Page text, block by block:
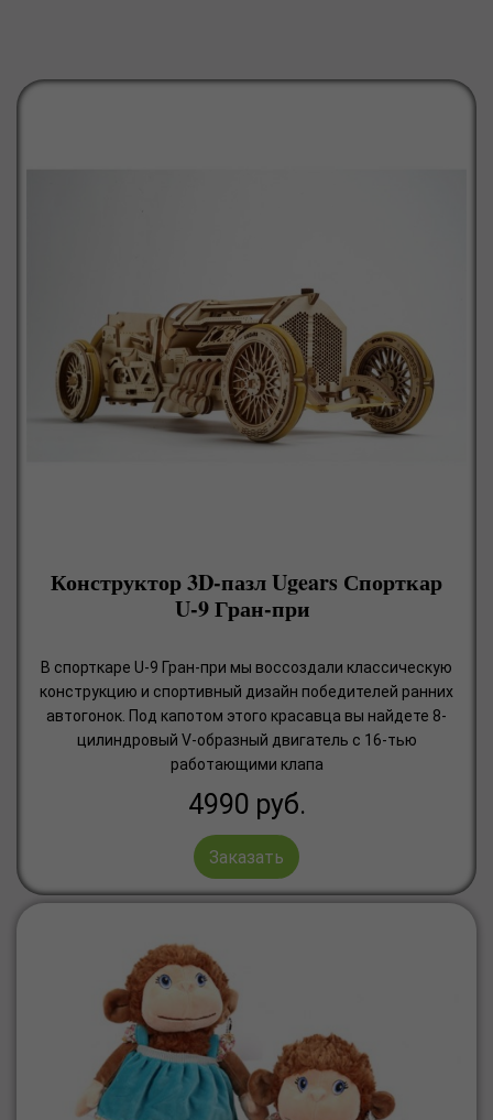
Конструктор 3D-пазл Ugears Спорткар
U-9 Гран-при
В спорткаре U-9 Гран-при мы воссоздали классическую
конструкцию и спортивный дизайн победителей ранних
автогонок. Под капотом этого красавца вы найдете 8-
цилиндровый V-образный двигатель с 16-тью
работающими клапа
4990 руб.
Заказать